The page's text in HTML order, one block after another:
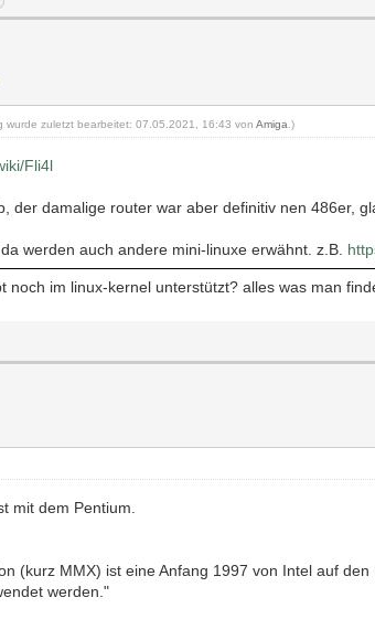
wurde zuletzt bearbeitet: 07.05.2021, 16:43 vonAmiga .)
Fli4l
der damalige router war aber definitiv nen 486er,
werden auch andere mini-linuxe erwähnt. z.B.
noch im linux-kernel unterstützt? alles was man
mit dem Pentium.
(kurz MMX) ist eine Anfang 1997 von Intel auf
werden."